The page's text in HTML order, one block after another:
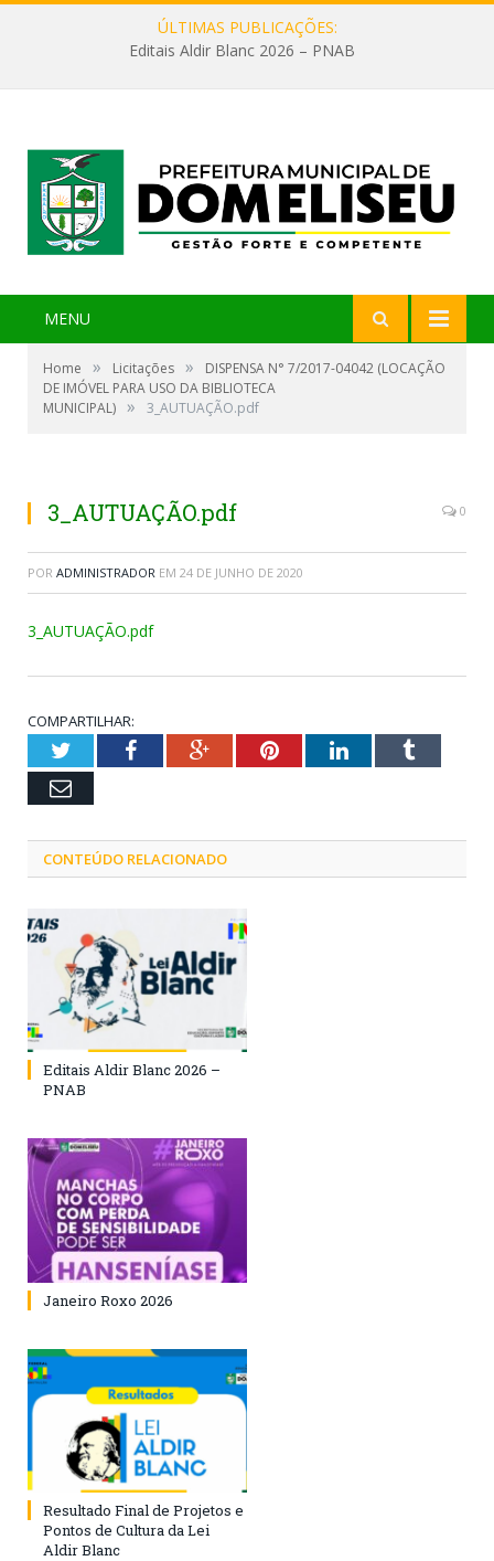
ÚLTIMAS PUBLICAÇÕES:
Editais Aldir Blanc 2026 – PNAB
MENU
Home » Licitações »
DISPENSA N° 7/2017-04042 (LOCAÇÃO
DE IMÓVEL PARA USO DA BIBLIOTECA
MUNICIPAL) » 3_AUTUAÇÃO.pdf
3_AUTUAÇÃO.pdf 0
POR ADMINISTRADOR EM 24 DE JUNHO DE 2020
3_AUTUAÇÃO.pdf
COMPARTILHAR:
TwitterFacebookGoogle+PinterestLinkedInTumblr
Email
CONTEÚDO RELACIONADO
Editais Aldir Blanc 2026 –
PNAB
Janeiro Roxo 2026
Resultado Final de Projetos e
Pontos de Cultura da Lei
Aldir Blanc